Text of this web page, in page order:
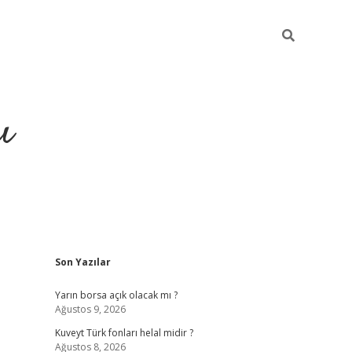
Sidebar
Son Yazılar
Yarın borsa açık olacak mı ?
Ağustos 9, 2026
Kuveyt Türk fonları helal midir ?
Ağustos 8, 2026